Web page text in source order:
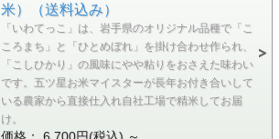
米）（送料込み）
「いわてっこ」は、岩手県のオリジナル品種で「こ
ころまち」と「ひとめぼれ」を掛け合わせ作られ、
「こしひかり」の風味にやや粘りをおさえた味わい
です。五ツ星お米マイスターが長年お付き合いして
いる農家から直接仕入れ自社工場で精米してお届
け。